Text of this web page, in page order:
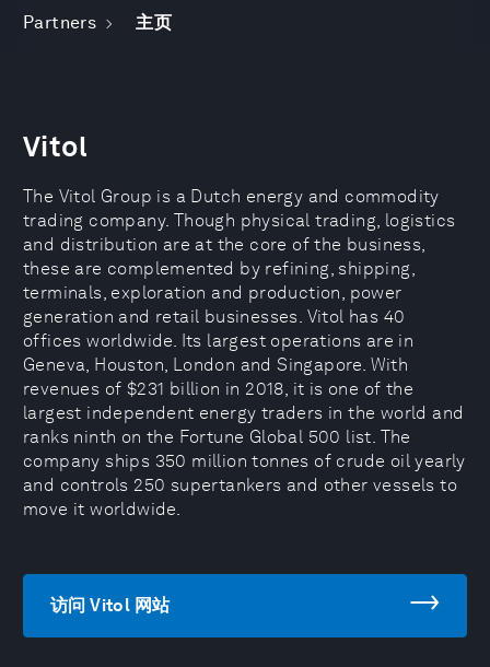
Partners 主页
Vitol
The Vitol Group is a Dutch energy and commodity
trading company. Though physical trading, logistics
and distribution are at the core of the business,
these are complemented by refining, shipping,
terminals, exploration and production, power
generation and retail businesses. Vitol has 40
offices worldwide. Its largest operations are in
Geneva, Houston, London and Singapore. With
revenues of $231 billion in 2018, it is one of the
largest independent energy traders in the world and
ranks ninth on the Fortune Global 500 list. The
company ships 350 million tonnes of crude oil yearly
and controls 250 supertankers and other vessels to
move it worldwide.
访问 Vitol 网站